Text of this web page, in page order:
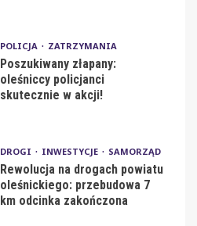
POLICJA ZATRZYMANIA
Poszukiwany złapany:
oleśniccy policjanci
skutecznie w akcji!
DROGI INWESTYCJE SAMORZĄD
Rewolucja na drogach powiatu
oleśnickiego: przebudowa 7
km odcinka zakończona